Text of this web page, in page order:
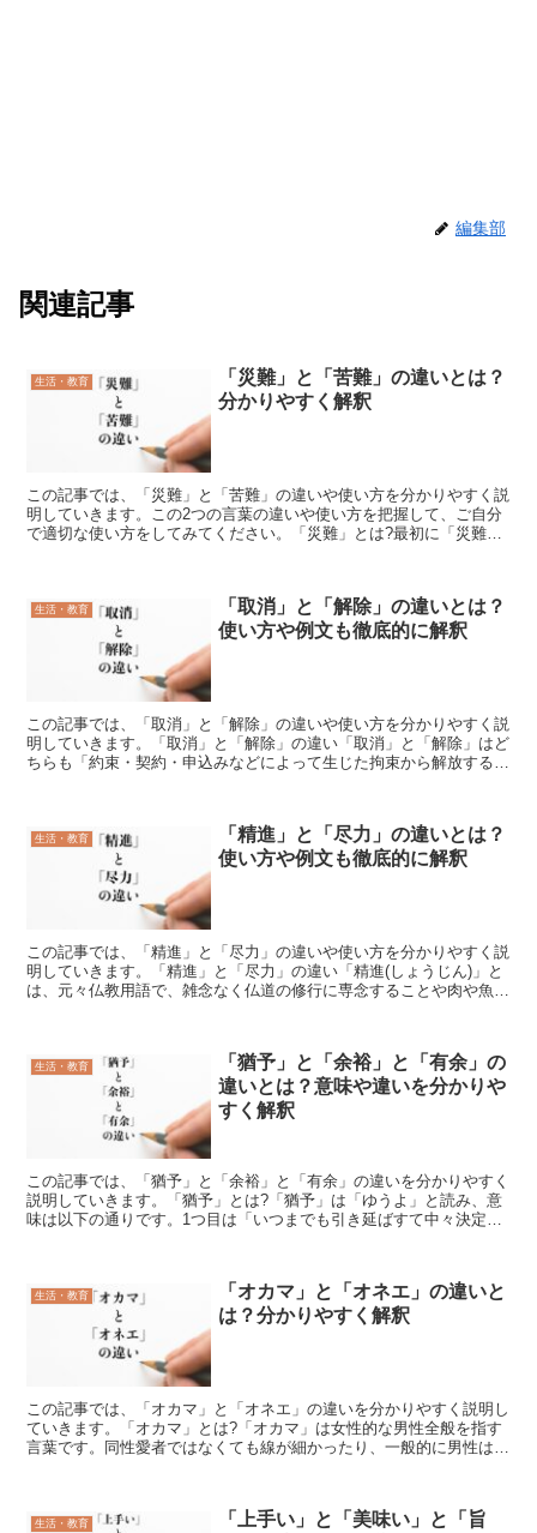
編集部
関連記事
生活・教育
「災難」と「苦難」の違いとは？
分かりやすく解釈
この記事では、「災難」と「苦難」の違いや使い方を分かりやすく説
明していきます。この2つの言葉の違いや使い方を把握して、ご自分
で適切な使い方をしてみてください。「災難」とは?最初に「災難」
生活・教育
「取消」と「解除」の違いとは？
使い方や例文も徹底的に解釈
この記事では、「取消」と「解除」の違いや使い方を分かりやすく説
明していきます。「取消」と「解除」の違い「取消」と「解除」はど
ちらも「約束・契約・申込みなどによって生じた拘束から解放するこ
生活・教育
「精進」と「尽力」の違いとは？
使い方や例文も徹底的に解釈
この記事では、「精進」と「尽力」の違いや使い方を分かりやすく説
明していきます。「精進」と「尽力」の違い「精進(しょうじん)」と
は、元々仏教用語で、雑念なく仏道の修行に専念することや肉や魚を
生活・教育
「猶予」と「余裕」と「有余」の
違いとは？意味や違いを分かりや
すく解釈
この記事では、「猶予」と「余裕」と「有余」の違いを分かりやすく
説明していきます。「猶予」とは?「猶予」は「ゆうよ」と読み、意
味は以下の通りです。1つ目は「いつまでも引き延ばすて中々決定や
生活・教育
「オカマ」と「オネエ」の違いと
は？分かりやすく解釈
この記事では、「オカマ」と「オネエ」の違いを分かりやすく説明し
ていきます。「オカマ」とは?「オカマ」は女性的な男性全般を指す
言葉です。同性愛者ではなくても線が細かったり、一般的に男性は好
生活・教育
「上手い」と「美味い」と「旨